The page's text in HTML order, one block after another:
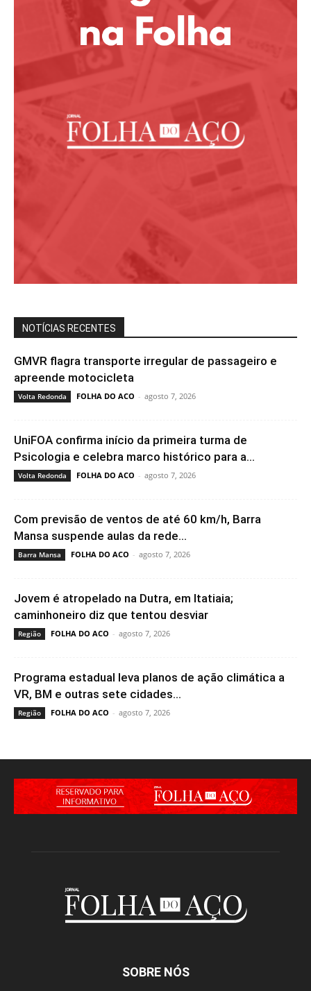
NOTÍCIAS RECENTES
GMVR flagra transporte irregular de passageiro e
apreende motocicleta
Volta Redonda FOLHA DO ACO - agosto 7, 2026
UniFOA confirma início da primeira turma de
Psicologia e celebra marco histórico para a...
Volta Redonda FOLHA DO ACO - agosto 7, 2026
Com previsão de ventos de até 60 km/h, Barra
Mansa suspende aulas da rede...
Barra Mansa FOLHA DO ACO - agosto 7, 2026
Jovem é atropelado na Dutra, em Itatiaia;
caminhoneiro diz que tentou desviar
Região FOLHA DO ACO - agosto 7, 2026
Programa estadual leva planos de ação climática a
VR, BM e outras sete cidades...
Região FOLHA DO ACO - agosto 7, 2026
SOBRE NÓS